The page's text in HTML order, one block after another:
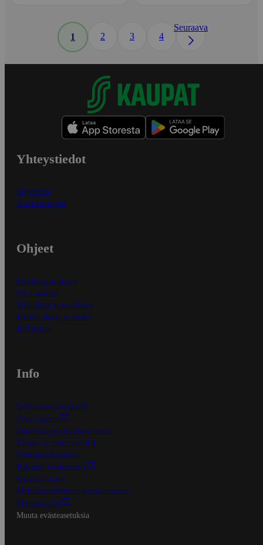
1 2 3 4
Seuraava
Yhteystiedot
Myymälät
Asiakaspalvelu
Ohjeet
Ensitilaajan ohjeet
Näin maksat
Näin tilaat ja muokkaat
Kaikki ohjeet ja vinkit
In English
Info
S-Business yrityksille
Oiva-raportit
Osuuskauppojen yhteystiedot
Tilaus- ja toimitusehdot
Tietosuojakäytäntö
Palvelun käyttöehdot
Saavutettavuus
Mobiilisovelluksen saavutettavuus
Mainostajalle
Muuta evästeasetuksia